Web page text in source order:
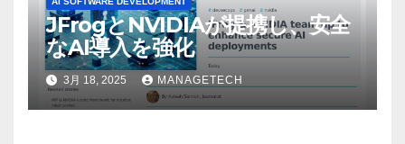
JFrogとNVIDIAが提携し、安全
なAI導入を強化
3月 18, 2025 MANAGETECH